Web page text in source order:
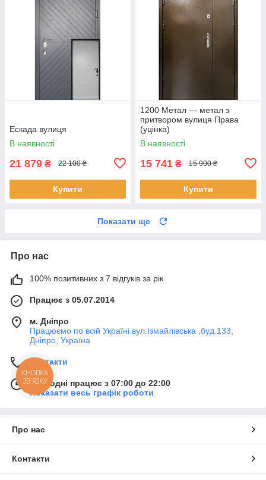
Ескада вулиця
В наявності
21 879 ₴ 22 100 ₴
Купити
1200 Метал — метал з
притвором вулиця Права
(уцінка)
В наявності
15 741 ₴ 15 900 ₴
Купити
Показати ще
Про нас
100% позитивних з 7 відгуків за рік
Працює з 05.07.2014
м. Дніпро
Працюємо по всій Україні.вул.Ізмайлівська ,буд.133,
Дніпро, Україна
Контакти
Сьогодні працює з 07:00 до 22:00
Показати весь графік роботи
Про нас
Контакти
КНОПКА
ЗВ'ЯЗКУ